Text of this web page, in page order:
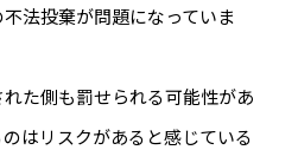
法投棄が問題になっていま
た側も罰せられる可能性があ
はリスクがあると感じている